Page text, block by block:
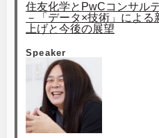
住友化学とPwCコンサル
－「データ×技術」によ
上げと今後の展望
Speaker